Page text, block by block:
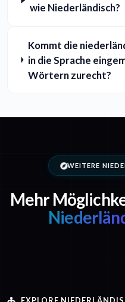
wie Niederländisch?
Kommt die
in die Sprache
Wörtern zurecht?
WEITERE
Mehr